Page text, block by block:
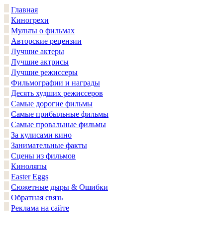
Главная
Киногрехи
Мульты о фильмах
Авторские рецензии
Лучшие актеры
Лучшие актрисы
Лучшие режиссеры
Фильмографии и награды
Десять худших режиссеров
Самые дорогие фильмы
Самые прибыльные фильмы
Самые провальные фильмы
За кулисами кино
Занимательные факты
Сцены из фильмов
Киноляпы
Easter Eggs
Сюжетные дыры & Ошибки
Обратная связь
Реклама на сайте